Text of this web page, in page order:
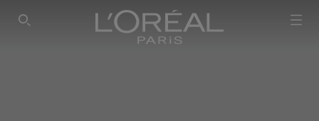
SEARCH THIS SITE